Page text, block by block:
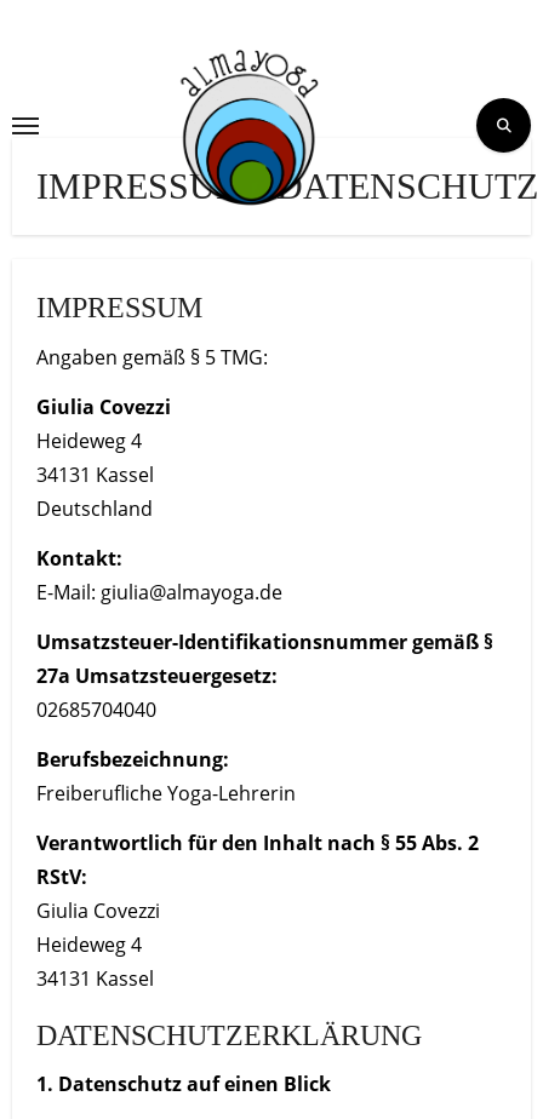
IMPRESSUM&DATENSCHUTZ
IMPRESSUM
Angaben gemäß § 5 TMG:
Giulia Covezzi
Heideweg 4
34131 Kassel
Deutschland
Kontakt:
E-Mail: giulia@almayoga.de
Umsatzsteuer-Identifikationsnummer gemäß §
27a Umsatzsteuergesetz:
02685704040
Berufsbezeichnung:
Freiberufliche Yoga-Lehrerin
Verantwortlich für den Inhalt nach § 55 Abs. 2
RStV:
Giulia Covezzi
Heideweg 4
34131 Kassel
DATENSCHUTZERKLÄRUNG
1. Datenschutz auf einen Blick